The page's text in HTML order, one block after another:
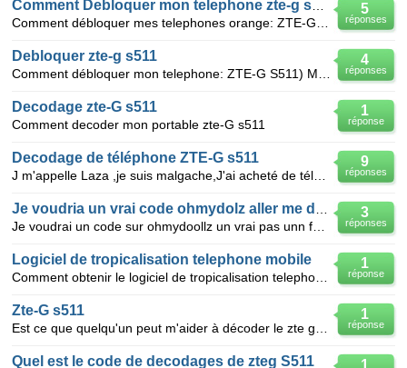
5
réponses
4
réponses
Debloquer zte-g s511
1
réponse
Decodage zte-G s511
Comment decoder mon portable zte-G s511
9
réponses
Decodage de téléphone ZTE-G s511
3
réponses
1
réponse
Logiciel de tropicalisation telephone mobile
1
réponse
Zte-G s511
1
Quel est le code de decodages de zteg S511